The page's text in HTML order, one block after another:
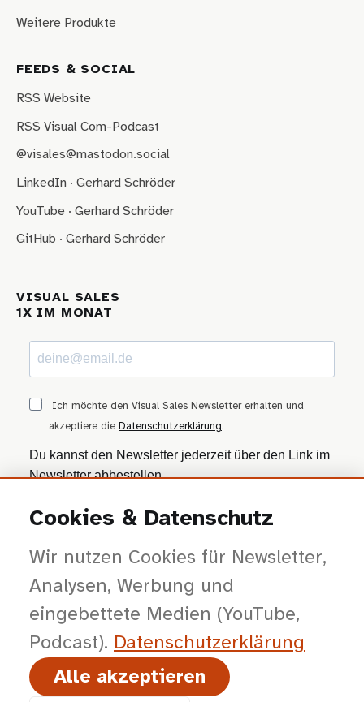
Weitere Produkte
FEEDS & SOCIAL
RSS Website
RSS Visual Com-Podcast
@visales@mastodon.social
LinkedIn · Gerhard Schröder
YouTube · Gerhard Schröder
GitHub · Gerhard Schröder
VISUAL SALES
1X IM MONAT
Ich möchte den Visual Sales Newsletter erhalten und
akzeptiere die Datenschutzerklärung.
Du kannst den Newsletter jederzeit über den Link im
Newsletter abbestellen.
ANMELDEN
Wir nutzen Brevo als Marketing-Plattform. Mit dem Absenden stimmst du zu, dass
deine Daten zur Bearbeitung an Brevo übertragen werden — gemäß der
Datenschutzerklärung von Brevo.
© 2026 viSales GmbH · Bochum · Gespräche kürzer, Entscheidungen klarer,
Abschlüsse planbarer.
Cookies & Datenschutz
Wir nutzen Cookies für Newsletter,
Analysen, Werbung und
eingebettete Medien (YouTube,
Podcast). Datenschutz­erklärung
Alle akzeptieren